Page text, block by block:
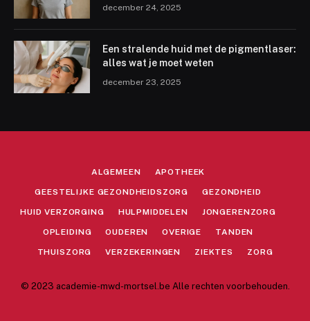
december 24, 2025
Een stralende huid met de pigmentlaser:
alles wat je moet weten
december 23, 2025
ALGEMEEN APOTHEEK
GEESTELIJKE GEZONDHEIDSZORG GEZONDHEID
HUID VERZORGING HULPMIDDELEN JONGERENZORG
OPLEIDING OUDEREN OVERIGE TANDEN
THUISZORG VERZEKERINGEN ZIEKTES ZORG
© 2023 academie-mwd-mortsel.be Alle rechten voorbehouden.